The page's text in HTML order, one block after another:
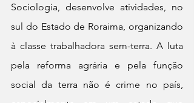
Sociologia, desenvolve atividades, no
sul do Estado de Roraima, organizando
à classe trabalhadora sem-terra. A luta
pela reforma agrária e pela função
social da terra não é crime no país,